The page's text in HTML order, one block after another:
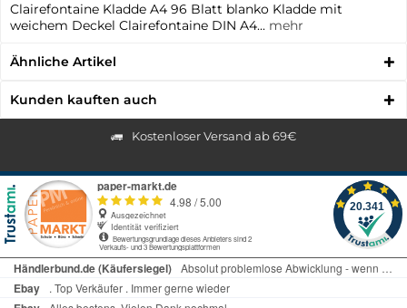
Clairefontaine Kladde A4 96 Blatt blanko Kladde mit
weichem Deckel Clairefontaine DIN A4... mehr
Ähnliche Artikel
Kunden kauften auch
Kostenloser Versand ab 69€